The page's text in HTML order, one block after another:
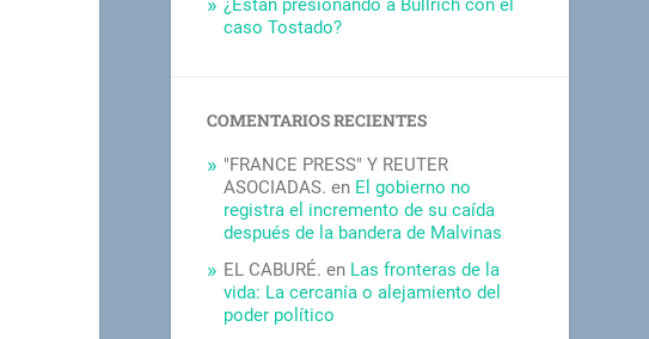
¿Están presionando a Bullrich con el
caso Tostado?
COMENTARIOS RECIENTES
"FRANCE PRESS" Y REUTER
ASOCIADAS. en El gobierno no
registra el incremento de su caída
después de la bandera de Malvinas
EL CABURÉ. en Las fronteras de la
vida: La cercanía o alejamiento del
poder político